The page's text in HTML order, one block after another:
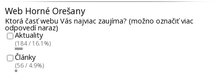
Web Horné Orešany
Ktorá časť webu Vás najviac zaujíma? (možno označiť viac
odpovedí naraz)
Aktuality
(184 / 16.1%)
Články
(56 / 4.9%)